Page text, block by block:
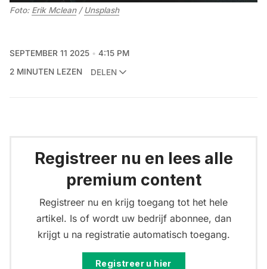
Foto: Erik Mclean / Unsplash
SEPTEMBER 11 2025
4:15 PM
2 MINUTEN LEZEN
DELEN
Registreer nu en lees alle
premium content
Registreer nu en krijg toegang tot het hele
artikel. Is of wordt uw bedrijf abonnee, dan
krijgt u na registratie automatisch toegang.
Registreer u hier